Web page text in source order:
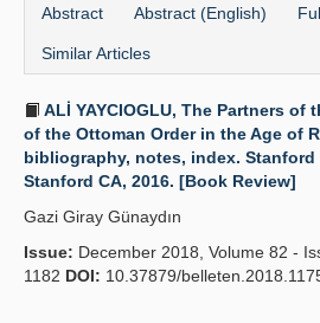
Abstract Abstract (English)
Similar Articles
ALİ YAYCIOGLU, The Partners of
of the Ottoman Order in the Age of
bibliography, notes, index. Stanford
Stanford CA, 2016. [Book Review]
Gazi Giray Günaydın
Issue: December 2018, Volume 82 -
1182 DOI: 10.37879/